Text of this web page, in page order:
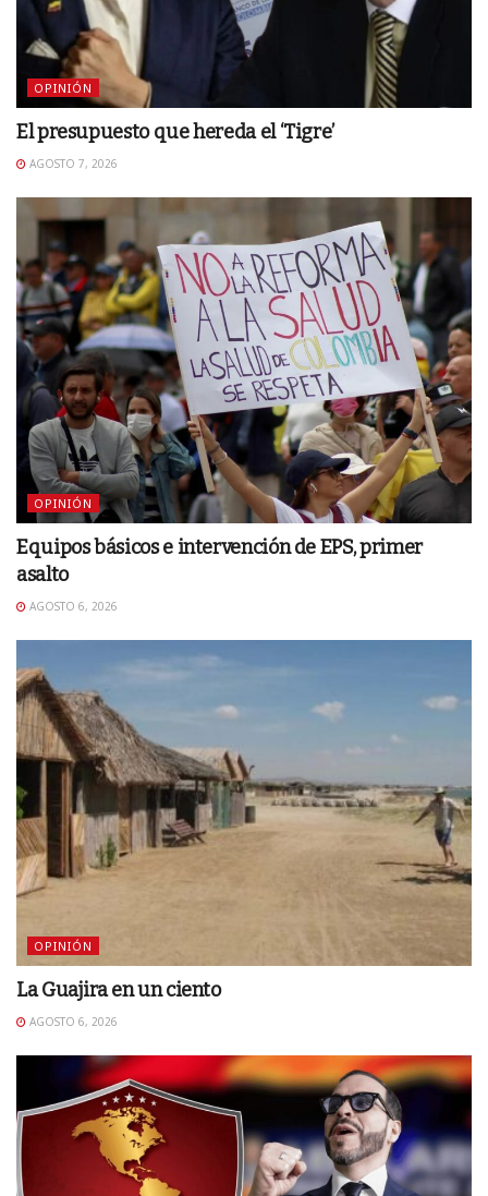
OPINIÓN
El presupuesto que hereda el ‘Tigre’
AGOSTO 7, 2026
OPINIÓN
Equipos básicos e intervención de EPS, primer
asalto
AGOSTO 6, 2026
OPINIÓN
La Guajira en un ciento
AGOSTO 6, 2026